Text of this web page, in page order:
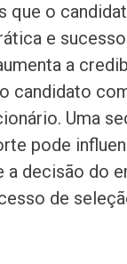
que o
e
a
candidato
Uma
pode
a decisão do
de